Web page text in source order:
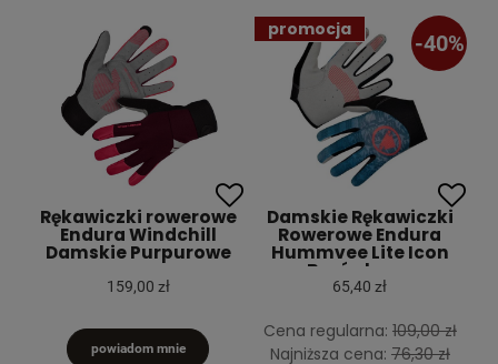
Rękawiczki rowerowe
Endura Windchill
Damskie Purpurowe
159,00 zł
powiadom mnie
Damskie Rękawiczki
Rowerowe Endura
Hummvee Lite Icon
Borówkowe
65,40 zł
Cena regularna: 109,00 zł
Najniższa cena: 76,30 zł
promocja
-40%